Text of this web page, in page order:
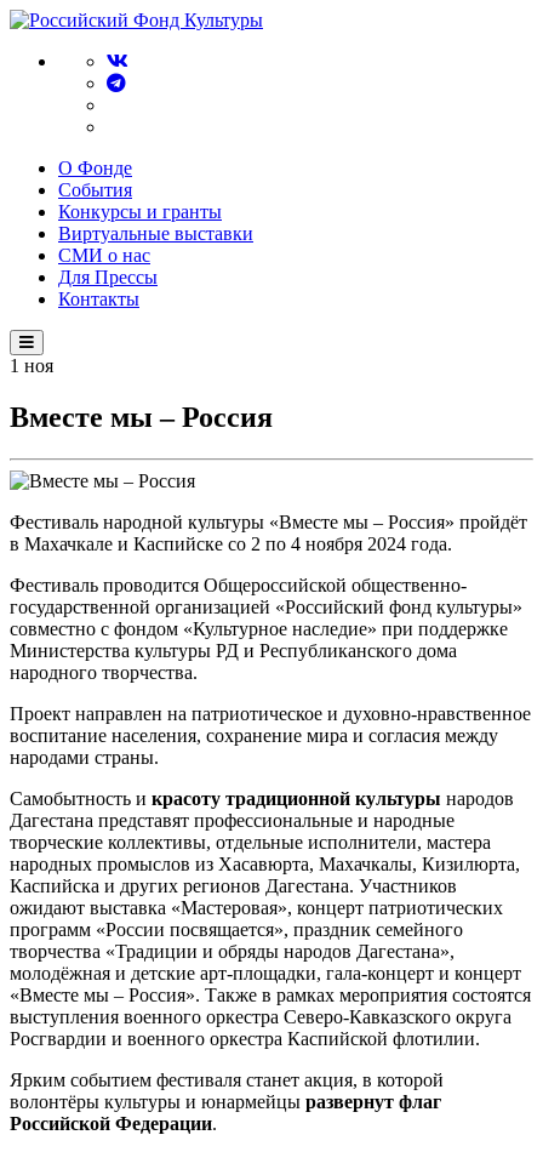
О Фонде
События
Конкурсы и гранты
Виртуальные выставки
СМИ о нас
Для Прессы
Контакты
1 ноя
Вместе мы – Россия
Фестиваль народной культуры «Вместе мы – Россия» пройдёт
в Махачкале и Каспийске со 2 по 4 ноября 2024 года.
Фестиваль проводится Общероссийской общественно-
государственной организацией «Российский фонд культуры»
совместно с фондом «Культурное наследие» при поддержке
Министерства культуры РД и Республиканского дома
народного творчества.
Проект направлен на патриотическое и духовно-нравственное
воспитание населения, сохранение мира и согласия между
народами страны.
Самобытность и красоту традиционной культуры народов
Дагестана представят профессиональные и народные
творческие коллективы, отдельные исполнители, мастера
народных промыслов из Хасавюрта, Махачкалы, Кизилюрта,
Каспийска и других регионов Дагестана. Участников
ожидают выставка «Мастеровая», концерт патриотических
программ «России посвящается», праздник семейного
творчества «Традиции и обряды народов Дагестана»,
молодёжная и детские арт-площадки, гала-концерт и концерт
«Вместе мы – Россия». Также в рамках мероприятия состоятся
выступления военного оркестра Северо-Кавказского округа
Росгвардии и военного оркестра Каспийской флотилии.
Ярким событием фестиваля станет акция, в которой
волонтёры культуры и юнармейцы развернут флаг
Российской Федерации.